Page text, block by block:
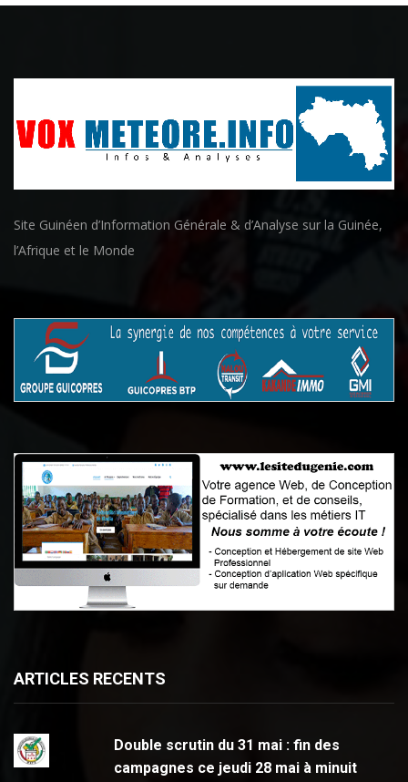
Site Guinéen d’Information Générale & d’Analyse sur la Guinée,
l’Afrique et le Monde
ARTICLES RECENTS
Double scrutin du 31 mai : fin des
campagnes ce jeudi 28 mai à minuit